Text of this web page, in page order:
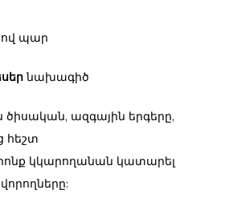
պար
նախագիծ
ազգային երգերը,
հեշտ
կկարողանան կատարել